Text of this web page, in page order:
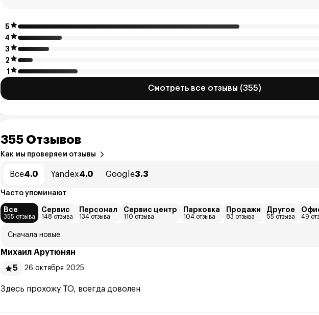
5
4
3
2
1
Смотреть все отзывы (355)
355 Отзывов
Как мы проверяем отзывы
Все4.0 Yandex4.0 Google3.3
Часто упоминают
Все
355 отзыва
Сервис
148 отзыва
Персонал
134 отзыва
Сервис центр
110 отзыва
Парковка
104 отзыва
Продажи
83 отзыва
Другое
55 отзыва 49
Сначала новые
Михаил Арутюнян
5
26 октября 2025
Здесь прохожу ТО, всегда доволен